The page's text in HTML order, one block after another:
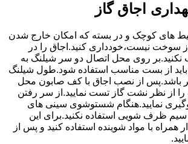
اجاق گاز
های کوچک و در بسته که امکان خارج شدن
سوخت نیست،خودداری کنید.اجاق را در
روی محل اتصال دو سر شیلنگ به
از بست مناسب استفاده شود.طول شیلنگ
متر بیشتر باشد.پس از نصب اجاق با کف صابون محل
از نظر نشت گاز تست نمایید.از سر رفتن
نمایید.هنگام شستوشوی سینی های
ظرف شویی استفاده نکنید.برای این
همراه با مواد شوینده استفاده کنید و پس از